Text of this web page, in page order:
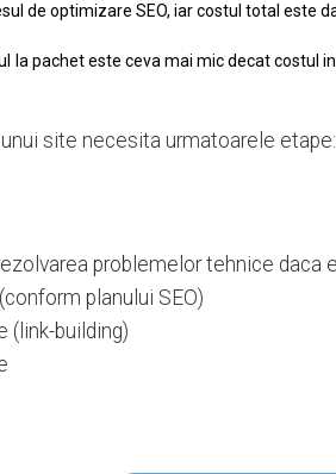
de optimizare SEO, iar costul total este
la pachet este ceva mai mic decat costul
site necesita urmatoarele etape:
problemelor tehnice daca
planului SEO)
(link-building)